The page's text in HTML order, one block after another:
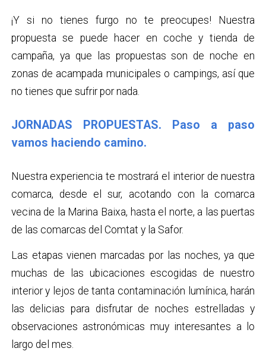
¡Y si no tienes furgo no te preocupes! Nuestra
propuesta se puede hacer en coche y tienda de
campaña, ya que las propuestas son de noche en
zonas de acampada municipales o campings, así que
no tienes que sufrir por nada.
JORNADAS PROPUESTAS. Paso a paso
vamos haciendo camino.
Nuestra experiencia te mostrará el interior de nuestra
comarca, desde el sur, acotando con la comarca
vecina de la Marina Baixa, hasta el norte, a las puertas
de las comarcas del Comtat y la Safor.
Las etapas vienen marcadas por las noches, ya que
muchas de las ubicaciones escogidas de nuestro
interior y lejos de tanta contaminación lumínica, harán
las delicias para disfrutar de noches estrelladas y
observaciones astronómicas muy interesantes a lo
largo del mes.